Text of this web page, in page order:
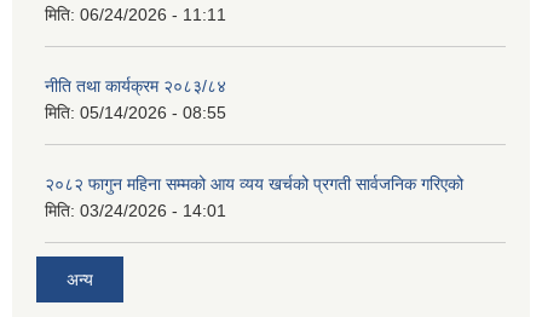
मिति: 06/24/2026 - 11:11
नीति तथा कार्यक्रम २०८३/८४
मिति: 05/14/2026 - 08:55
२०८२ फागुन महिना सम्मको आय व्यय खर्चको प्रगती सार्वजनिक गरिएको
मिति: 03/24/2026 - 14:01
अन्य